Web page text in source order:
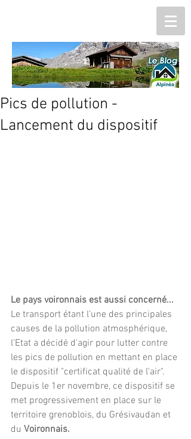
Pics de pollution -
Lancement du dispositif
Le pays voironnais est aussi concerné...
Le transport étant l'une des principales
causes de la pollution atmosphérique,
l'Etat a décidé d'agir pour lutter contre
les pics de pollution en mettant en place
le dispositif "certificat qualité de l'air".
Depuis le 1er novembre, ce dispositif se
met progressivement en place sur le
territoire grenoblois, du Grésivaudan et
du Voironnais.